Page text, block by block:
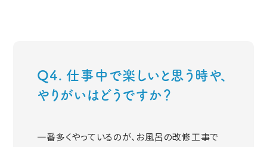
Q4. 仕事中で楽しいと思う時や、
やりがいはどうですか？
一番多くやっているのが、お風呂の改修工事で